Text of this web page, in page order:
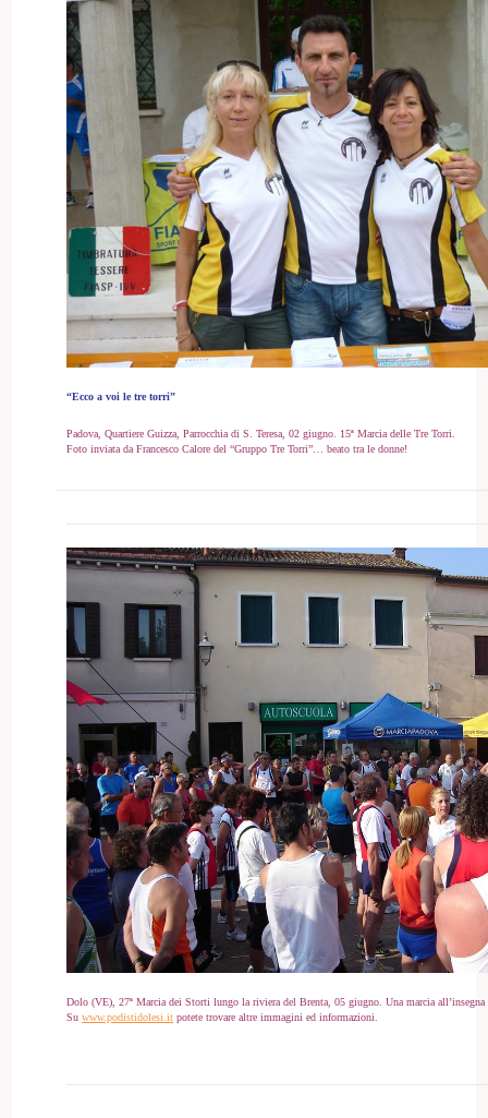
“Ecco a voi le tre torri”
Padova, Quartiere Guizza, Parrocchia di S. Teresa, 02 giugno. 15ª Marcia delle Tre Torri.
Foto inviata da Francesco Calore del “Gruppo Tre Torri”… beato tra le donne!
Dolo (VE), 27ª Marcia dei Storti lungo la riviera del Brenta, 05 giugno. Una marcia
Suwww.podistidolesi.it potete trovare altre immagini ed informazioni.